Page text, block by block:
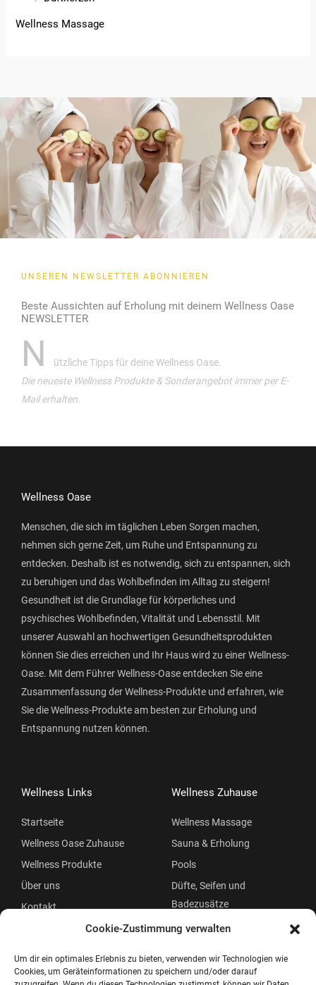
Cookie-Zustimmung verwalten
Um dir ein optimales Erlebnis zu bieten, verwenden wir Technologien wie
Cookies, um Geräteinformationen zu speichern und/oder darauf
Wellness Massage
UNSEREN NEWSLETTER ABONNIEREN
Beste Aussichten auf Erholung mit deinem Wellness Oase
NEWSLETTER
N
ützliche Tipps für deine Wellness Oase.
Die neueste Wellness Produkte & Sonderangebot immer per E-
Mail erhalten.
Wellness Oase
Menschen, die sich im täglichen Leben Sorgen machen,
nehmen sich gerne Zeit, um Ruhe und Entspannung zu
entdecken. Deshalb ist es notwendig, sich zu entspannen, sich
zu beruhigen und das Wohlbefinden im Alltag zu steigern!
Gesundheit ist die Grundlage für körperliches und
psychisches Wohlbefinden, Vitalität und Lebensstil. Mit
unserer Auswahl an hochwertigen Gesundheitsprodukten
können Sie dies erreichen und Ihr Haus wird zu einer Wellness-
Oase. Mit dem Führer Wellness-Oase entdecken Sie eine
Zusammenfassung der Wellness-Produkte und erfahren, wie
Sie die Wellness-Produkte am besten zur Erholung und
Entspannung nutzen können.
Wellness Links
Startseite
Wellness Oase Zuhause
Wellness Produkte
Über uns
Kontakt
Wellness Zuhause
Wellness Massage
Sauna & Erholung
Pools
Düfte, Seifen und
Badezusätze
Beauty